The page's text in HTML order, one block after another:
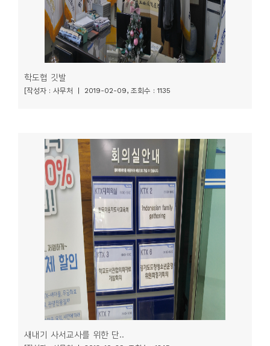
학도협 깃발
[작성자 : 사무처 | 2019-02-09, 조회수 : 1135
새내기 사서교사를 위한 단..